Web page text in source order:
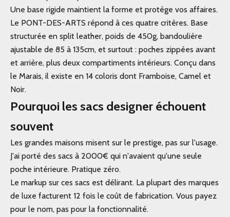
Une base rigide maintient la forme et protège vos affaires.
Le PONT-DES-ARTS répond à ces quatre critères. Base
structurée en split leather, poids de 450g, bandoulière
ajustable de 85 à 135cm, et surtout : poches zippées avant
et arrière, plus deux compartiments intérieurs. Conçu dans
le Marais, il existe en 14 coloris dont Framboise, Camel et
Noir.
Pourquoi les sacs designer échouent
souvent
Les grandes maisons misent sur le prestige, pas sur l'usage.
J'ai porté des sacs à 2000€ qui n'avaient qu'une seule
poche intérieure. Pratique zéro.
Le markup sur ces sacs est délirant. La plupart des marques
de luxe facturent 12 fois le coût de fabrication. Vous payez
pour le nom, pas pour la fonctionnalité.